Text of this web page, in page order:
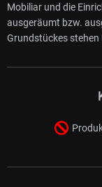
Mobiliar und die
ausgeräumt bzw.
Grundstückes